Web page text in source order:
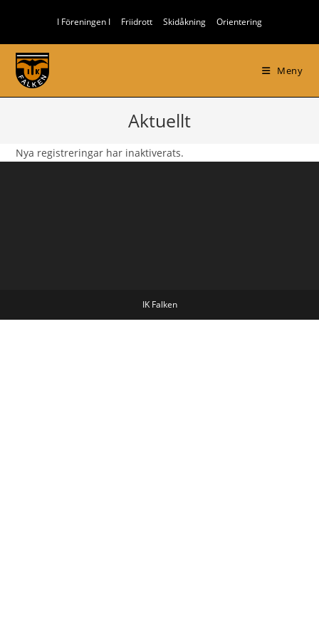
innehållet
I Föreningen I Friidrott Skidåkning Orientering
Meny
Aktuellt
Nya registreringar har inaktiverats.
IK Falken